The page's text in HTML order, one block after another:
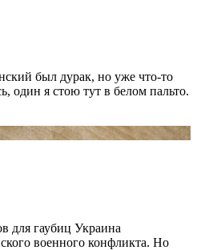
был дурак, но уже что-то
один я стою тут в белом пальто.
для гаубиц Украина
военного конфликта. Но